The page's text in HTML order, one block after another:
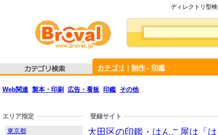
ディレクトリ型
カテゴリ 制作- 印鑑
Web関連 製本・印刷 広告・看板 印鑑 その他
登録サイト
大田区の印鑑・はんこ屋は「
エリア指定
東京都